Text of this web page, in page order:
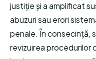
justiție și a amplificat
abuzuri sau erori
penale. În consecință,
revizuirea procedurilor